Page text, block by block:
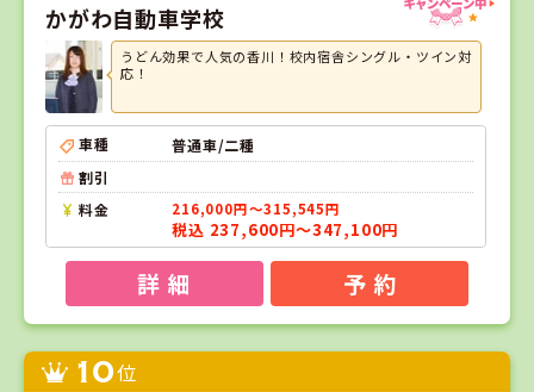
かがわ自動車学校
うどん効果で人気の香川！校内宿舎シングル・ツイン対
応！
車種
普通車/二種
割引
料金
216,000円～315,545円
税込 237,600円～347,100円
詳 細 予 約
10位